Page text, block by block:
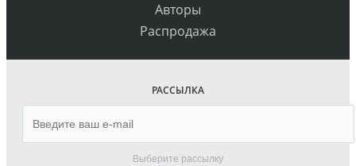
Авторы
Распродажа
РАССЫЛКА
Выберите рассылку